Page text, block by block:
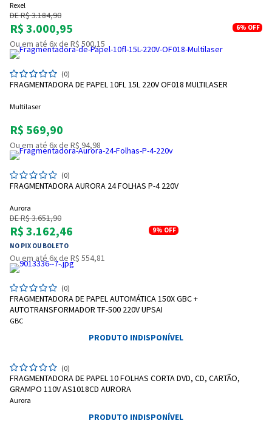
Rexel
DE R$ 3.184,90
R$ 3.000,95 6% OFF
Ou em até 6x de R$ 500,15
(0)
FRAGMENTADORA DE PAPEL 10FL 15L 220V OF018 MULTILASER
Multilaser
R$ 569,90
Ou em até 6x de R$ 94,98
(0)
FRAGMENTADORA AURORA 24 FOLHAS P-4 220V
Aurora
DE R$ 3.651,90
R$ 3.162,46
NO PIX OU BOLETO
9% OFF
Ou em até 6x de R$ 554,81
(0)
FRAGMENTADORA DE PAPEL AUTOMÁTICA 150X GBC +
AUTOTRANSFORMADOR TF-500 220V UPSAI
GBC
PRODUTO INDISPONÍVEL
(0)
FRAGMENTADORA DE PAPEL 10 FOLHAS CORTA DVD, CD, CARTÃO,
GRAMPO 110V AS1018CD AURORA
Aurora
PRODUTO INDISPONÍVEL